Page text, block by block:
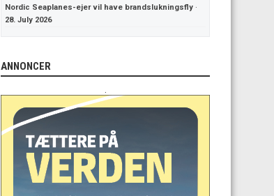
Nordic Seaplanes-ejer vil have brandslukningsfly ·
28. July 2026
ANNONCER